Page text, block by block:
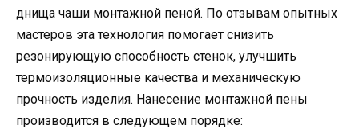
днища чаши монтажной пеной. По отзывам опытных
мастеров эта технология помогает снизить
резонирующую способность стенок, улучшить
термоизоляционные качества и механическую
прочность изделия. Нанесение монтажной пены
производится в следующем порядке: